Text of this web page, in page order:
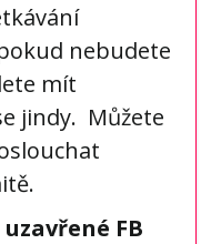
nebudete
mít
jindy. Můžete
uzavřené FB